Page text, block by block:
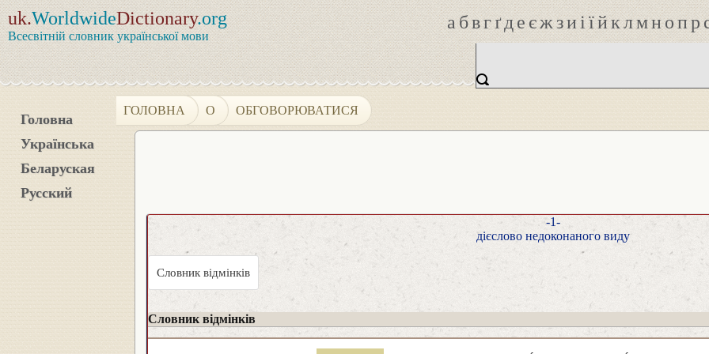
uk.WorldwideDictionary.org
Всесвітній словник української мови
абвгґдеєжзиіїйклмнопр
Головна
Українська
Беларуская
Русский
ГОЛОВНА О ОБГОВОРЮВАТИСЯ
-1-
дієслово недоконаного виду
Словник відмінків
Словник відмінків